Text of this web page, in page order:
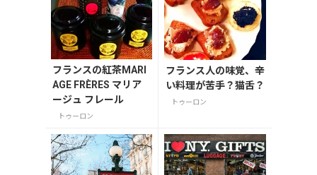
フランスの紅茶MARI
AGE FRÈRES マリア
ージュ フレール
トゥーロン
フランス人の味覚、辛
い料理が苦手？猫舌？
トゥーロン